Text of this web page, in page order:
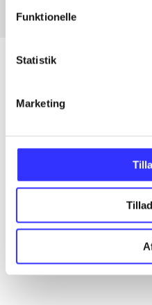
Funktionelle
Statistik
Marketing
Artikler